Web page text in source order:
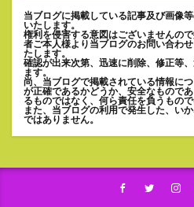
当ブログに掲載している記事及び画像
いたします。
権利を侵害する意図はございませんの
者ご本人様より当ブログのお問い合わ
たします。
確認が出来次第、迅速に削除、修正等
ます。
尚、当ブログで掲載されている情報に
が正確であるかどうか、安全なもので
るものではなく、何ら責任を負うもので
また、当ブログの利用で発生した、い
ではありません。